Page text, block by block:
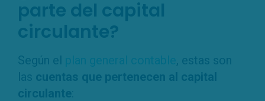
parte del capital
circulante?
Según el plan general contable, estas son
las cuentas que pertenecen al capital
circulante